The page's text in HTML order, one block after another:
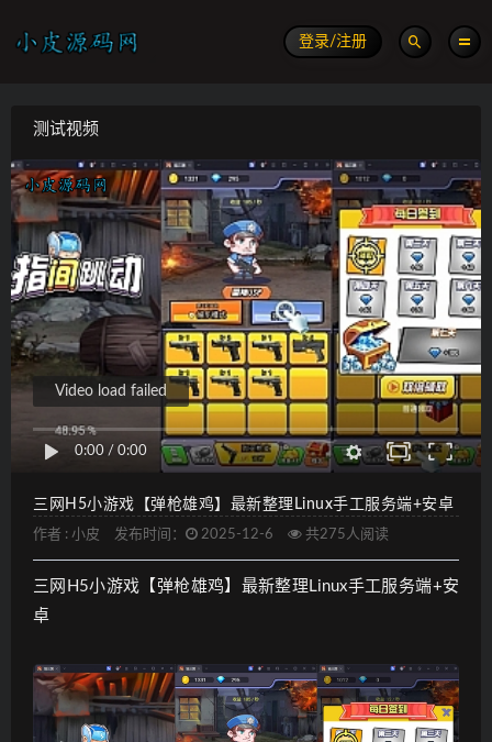
登录/注册
测试视频
0:00 / 0:00
Video load failed
三网H5小游戏【弹枪雄鸡】最新整理Linux手工服务端+安卓
作者 : 小皮 发布时间： 2025-12-6 共275人阅读
三网H5小游戏【弹枪雄鸡】最新整理Linux手工服务端+安
卓